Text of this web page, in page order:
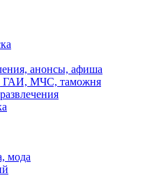
анонсы, афиша
ГАИ, МЧС, таможня
мода